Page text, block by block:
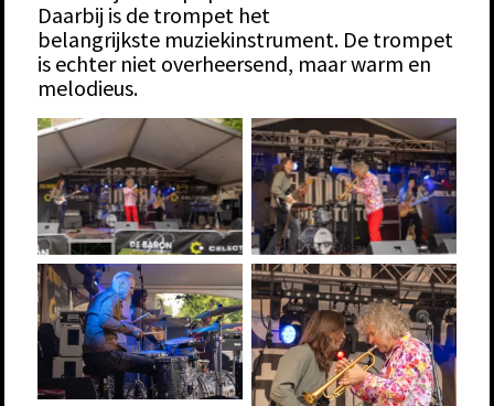
Daarbij is de trompet het
belangrijkste muziekinstrument. De trompet
is echter niet overheersend, maar warm en
melodieus.